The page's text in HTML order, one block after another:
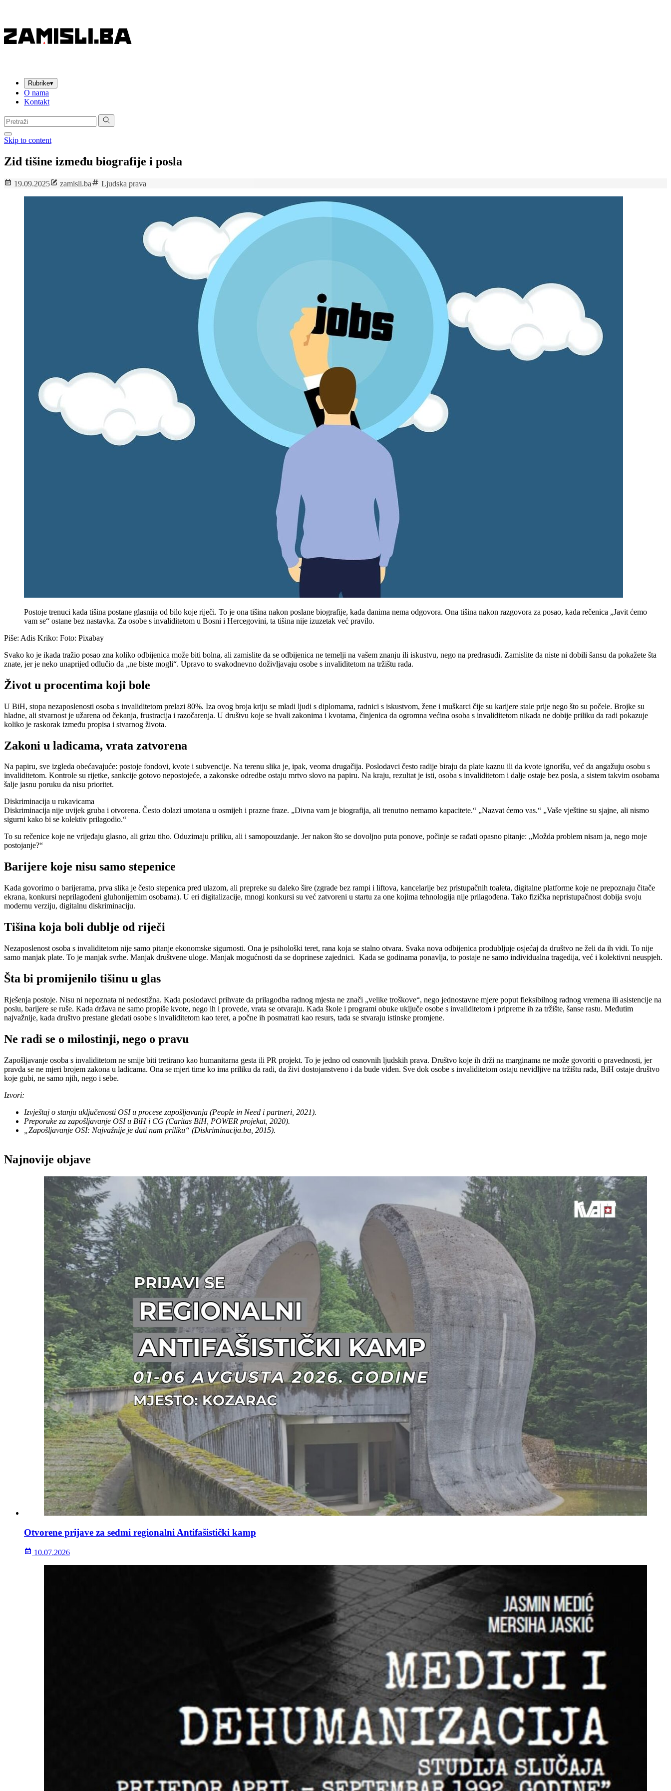
Rubrike▾
O nama
Kontakt
Pretraga:
Skip to content
Zid tišine između biografije i posla
19.09.2025 zamisli.ba Ljudska prava
Postoje trenuci kada tišina postane glasnija od bilo koje riječi. To je ona tišina nakon poslane biografije, kada danima nema odgovora. Ona tišina nakon razgovora za posao, kada rečenica „Javit ćemo
vam se“ ostane bez nastavka. Za osobe s invaliditetom u Bosni i Hercegovini, ta tišina nije izuzetak već pravilo.
Piše: Adis Kriko: Foto: Pixabay
Svako ko je ikada tražio posao zna koliko odbijenica može biti bolna, ali zamislite da se odbijenica ne temelji na vašem znanju ili iskustvu, nego na predrasudi. Zamislite da niste ni dobili šansu da pokažete šta
znate, jer je neko unaprijed odlučio da „ne biste mogli“. Upravo to svakodnevno doživljavaju osobe s invaliditetom na tržištu rada.
Život u procentima koji bole
U BiH, stopa nezaposlenosti osoba s invaliditetom prelazi 80%. Iza ovog broja kriju se mladi ljudi s diplomama, radnici s iskustvom, žene i muškarci čije su karijere stale prije nego što su počele. Brojke su
hladne, ali stvarnost je užarena od čekanja, frustracija i razočarenja. U društvu koje se hvali zakonima i kvotama, činjenica da ogromna većina osoba s invaliditetom nikada ne dobije priliku da radi pokazuje
koliko je raskorak između propisa i stvarnog života.
Zakoni u ladicama, vrata zatvorena
Na papiru, sve izgleda obećavajuće: postoje fondovi, kvote i subvencije. Na terenu slika je, ipak, veoma drugačija. Poslodavci često radije biraju da plate kaznu ili da kvote ignorišu, već da angažuju osobu s
invaliditetom. Kontrole su rijetke, sankcije gotovo nepostojeće, a zakonske odredbe ostaju mrtvo slovo na papiru. Na kraju, rezultat je isti, osoba s invaliditetom i dalje ostaje bez posla, a sistem takvim osobama
šalje jasnu poruku da nisu prioritet.
Diskriminacija u rukavicama
Diskriminacija nije uvijek gruba i otvorena. Često dolazi umotana u osmijeh i prazne fraze. „Divna vam je biografija, ali trenutno nemamo kapacitete.“ „Nazvat ćemo vas.“ „Vaše vještine su sjajne, ali nismo
sigurni kako bi se kolektiv prilagodio.“
To su rečenice koje ne vrijeđaju glasno, ali grizu tiho. Oduzimaju priliku, ali i samopouzdanje. Jer nakon što se dovoljno puta ponove, počinje se rađati opasno pitanje: „Možda problem nisam ja, nego moje
postojanje?“
Barijere koje nisu samo stepenice
Kada govorimo o barijerama, prva slika je često stepenica pred ulazom, ali prepreke su daleko šire (zgrade bez rampi i liftova, kancelarije bez pristupačnih toaleta, digitalne platforme koje ne prepoznaju čitače
ekrana, konkursi neprilagođeni gluhonijemim osobama). U eri digitalizacije, mnogi konkursi su već zatvoreni u startu za one kojima tehnologija nije prilagođena. Tako fizička nepristupačnost dobija svoju
modernu verziju, digitalnu diskriminaciju.
Tišina koja boli dublje od riječi
Nezaposlenost osoba s invaliditetom nije samo pitanje ekonomske sigurnosti. Ona je psihološki teret, rana koja se stalno otvara. Svaka nova odbijenica produbljuje osjećaj da društvo ne želi da ih vidi. To nije
samo manjak plate. To je manjak svrhe. Manjak društvene uloge. Manjak mogućnosti da se doprinese zajednici. Kada se godinama ponavlja, to postaje ne samo individualna tragedija, već i kolektivni neuspjeh.
Šta bi promijenilo tišinu u glas
Rješenja postoje. Nisu ni nepoznata ni nedostižna. Kada poslodavci prihvate da prilagodba radnog mjesta ne znači „velike troškove“, nego jednostavne mjere poput fleksibilnog radnog vremena ili asistencije na
poslu, barijere se ruše. Kada država ne samo propiše kvote, nego ih i provede, vrata se otvaraju. Kada škole i programi obuke uključe osobe s invaliditetom i pripreme ih za tržište, šanse rastu. Međutim
najvažnije, kada društvo prestane gledati osobe s invaliditetom kao teret, a počne ih posmatrati kao resurs, tada se stvaraju istinske promjene.
Ne radi se o milostinji, nego o pravu
Zapošljavanje osoba s invaliditetom ne smije biti tretirano kao humanitarna gesta ili PR projekt. To je jedno od osnovnih ljudskih prava. Društvo koje ih drži na marginama ne može govoriti o pravednosti, jer
pravda se ne mjeri brojem zakona u ladicama. Ona se mjeri time ko ima priliku da radi, da živi dostojanstveno i da bude viđen. Sve dok osobe s invaliditetom ostaju nevidljive na tržištu rada, BiH ostaje društvo
koje gubi, ne samo njih, nego i sebe.
Izvori:
Izvještaj o stanju uključenosti OSI u procese zapošljavanja (People in Need i partneri, 2021).
Preporuke za zapošljavanje OSI u BiH i CG (Caritas BiH, POWER projekat, 2020).
„Zapošljavanje OSI: Najvažnije je dati nam priliku“ (Diskriminacija.ba, 2015).
Najnovije objave
Otvorene prijave za sedmi regionalni Antifašistički kamp
10.07.2026